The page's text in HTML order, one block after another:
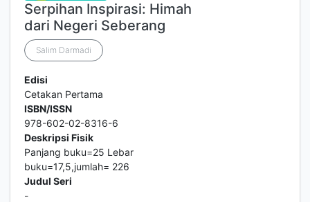
Serpihan Inspirasi: Himah
dari Negeri Seberang
Salim Darmadi
Edisi
Cetakan Pertama
ISBN/ISSN
978-602-02-8316-6
Deskripsi Fisik
Panjang buku=25 Lebar
buku=17,5,jumlah= 226
Judul Seri
-